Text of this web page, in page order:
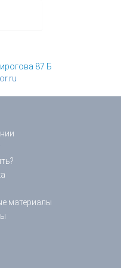
87 Б
материалы